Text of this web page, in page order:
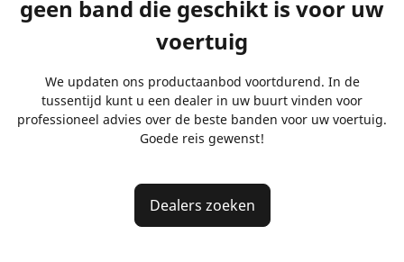
geen band die geschikt is voor uw
voertuig
We updaten ons productaanbod voortdurend. In de
tussentijd kunt u een dealer in uw buurt vinden voor
professioneel advies over de beste banden voor uw voertuig.
Goede reis gewenst!
Dealers zoeken